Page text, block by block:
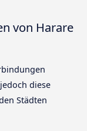
von Harare
diese
Städten